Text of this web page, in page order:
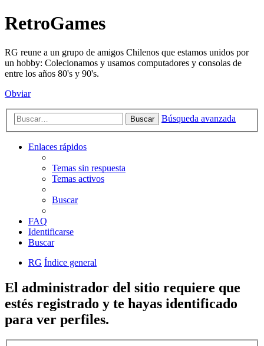
RetroGames
RG reune a un grupo de amigos Chilenos que estamos unidos por
un hobby: Colecionamos y usamos computadores y consolas de
entre los años 80's y 90's.
Obviar
Buscar Búsqueda avanzada
Enlaces rápidos
Temas sin respuesta
Temas activos
Buscar
FAQ
Identificarse
Buscar
RG Índice general
El administrador del sitio requiere que
estés registrado y te hayas identificado
para ver perfiles.